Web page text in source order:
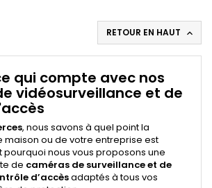
RETOUR EN HAUT 
qui compte avec nos
vidéosurveillance et de
, nous savons à quel point la
maison ou de votre entreprise est
pourquoi nous vous proposons une
de caméras de surveillance et de
d’accèsadaptés à tous vos